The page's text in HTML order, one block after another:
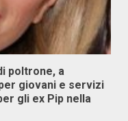
poltrone, a
giovani e servizi
gli ex Pip nella